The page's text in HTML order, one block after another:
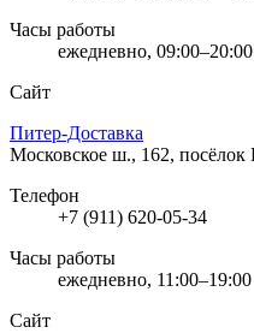
Часы работы
ежедневно, 09:00–20:00
Сайт
Питер-Доставка
Московское ш., 162,
Телефон
+7 (911) 620-05-34
Часы работы
ежедневно, 11:00–19:00
Сайт